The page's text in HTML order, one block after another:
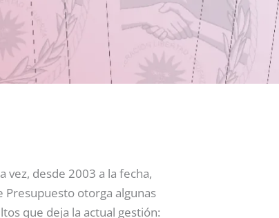
desde 2003 a la fecha,
otorga algunas
que deja la actual gestión: